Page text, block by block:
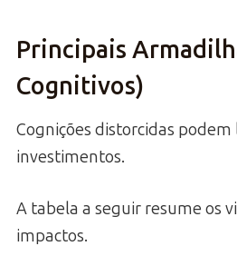
Principais
Cognitivos)
Cognições distorcidas
investimentos.
A tabela a seguir resume os
impactos.